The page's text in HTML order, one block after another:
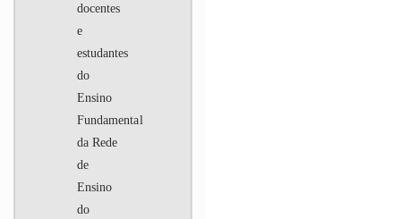
docentes
e
estudantes
do
Ensino
Fundamental
da Rede
de
Ensino
do